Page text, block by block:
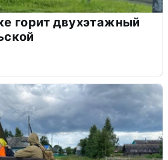
горит двухэтажный